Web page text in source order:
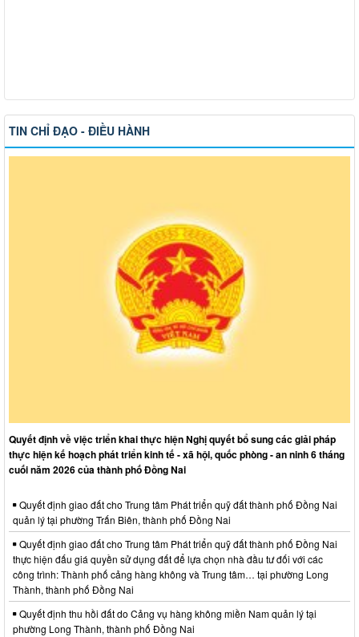
TIN CHỈ ĐẠO - ĐIỀU HÀNH
Quyết định về việc triển khai thực hiện Nghị quyết bổ sung các giải pháp
thực hiện kế hoạch phát triển kinh tế - xã hội, quốc phòng - an ninh 6 tháng
cuối năm 2026 của thành phố Đồng Nai
Quyết định giao đất cho Trung tâm Phát triển quỹ đất thành phố Đồng Nai
quản lý tại phường Trấn Biên, thành phố Đồng Nai
Quyết định giao đất cho Trung tâm Phát triển quỹ đất thành phố Đồng Nai
thực hiện đấu giá quyền sử dụng đất để lựa chọn nhà đầu tư đối với các
công trình: Thành phố cảng hàng không và Trung tâm… tại phường Long
Thành, thành phố Đồng Nai
Quyết định thu hồi đất do Cảng vụ hàng không miền Nam quản lý tại
phường Long Thành, thành phố Đồng Nai